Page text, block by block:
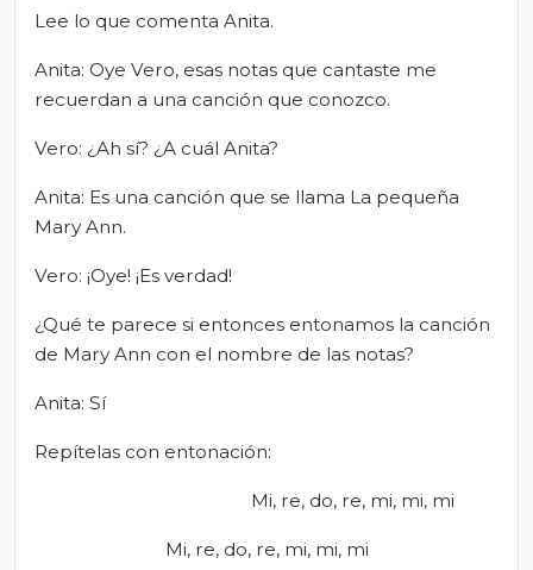
Lee lo que comenta Anita.
Anita: Oye Vero, esas notas que cantaste me
recuerdan a una canción que conozco.
Vero: ¿Ah sí? ¿A cuál Anita?
Anita: Es una canción que se llama La pequeña
Mary Ann.
Vero: ¡Oye! ¡Es verdad!
¿Qué te parece si entonces entonamos la canción
de Mary Ann con el nombre de las notas?
Anita: Sí
Repítelas con entonación:
Mi, re, do, re, mi, mi, mi
Mi, re, do, re, mi, mi, mi